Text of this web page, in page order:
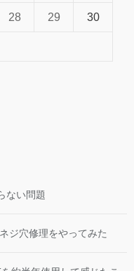
28 29 30
ない問題
ジ穴修理をやってみた